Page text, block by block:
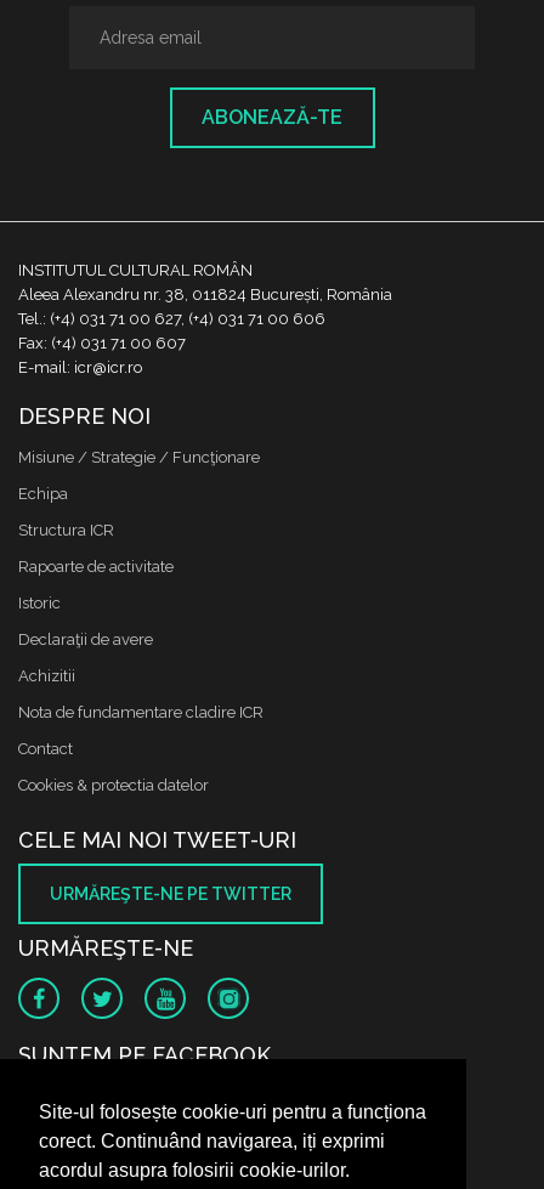
Site-ul folosește cookie-uri pentru a funcționa
corect. Continuând navigarea, iți exprimi
acordul asupra folosirii cookie-urilor.
ABONEAZĂ-TE
INSTITUTUL CULTURAL ROMÂN
Aleea Alexandru nr. 38, 011824 București, România
Tel.: (+4) 031 71 00 627, (+4) 031 71 00 606
Fax: (+4) 031 71 00 607
E-mail: icr@icr.ro
DESPRE NOI
Misiune / Strategie / Funcţionare
Echipa
Structura ICR
Rapoarte de activitate
Istoric
Declaraţii de avere
Achizitii
Nota de fundamentare cladire ICR
Contact
Cookies & protectia datelor
CELE MAI NOI TWEET-URI
URMĂREŞTE-NE PE TWITTER
URMĂREŞTE-NE
SUNTEM PE FACEBOOK